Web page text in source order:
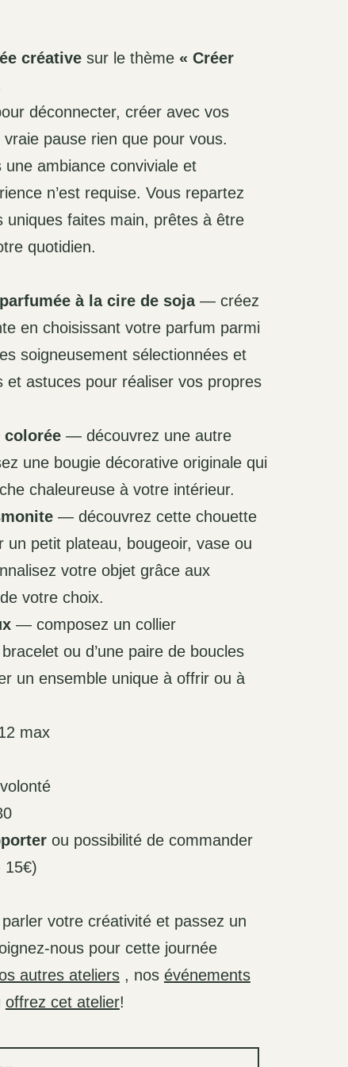
créative sur le thème« Créer
déconnecter, créer avec vos
pause rien que pour vous.
ambiance conviviale et
n’est requise. Vous repartez
uniques faites main, prêtes à être
quotidien.
à la cire de soja— créez
en choisissant votre parfum parmi
soigneusement sélectionnées et
et astuces pour réaliser vos propres
colorée— découvrez une autre
une bougie décorative originale qui
chaleureuse à votre intérieur.
— découvrez cette chouette
un petit plateau, bougeoir, vase ou
votre objet grâce aux
votre choix.
— composez un collier
ou d’une paire de boucles
un ensemble unique à offrir ou à
max
ou possibilité de commander
15€)
votre créativité et passez un
nous pour cette journée
autres ateliers, nos événements
offrez cet atelier!